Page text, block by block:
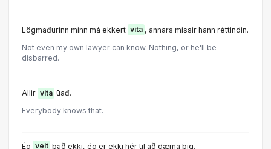
Lögmađurinn minn má ekkert vita , annars missir hann réttindin.
Not even my own lawyer can know. Nothing, or he'll be
disbarred.
Allir vita ūađ.
Everybody knows that.
Ég veit það ekki, ég er ekki hér til að dæma þig.